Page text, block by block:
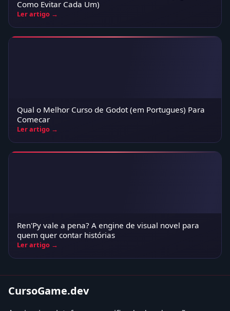
Como Evitar Cada Um)
Ler artigo →
Qual o Melhor Curso de Godot (em Portugues) Para
Comecar
Ler artigo →
Ren'Py vale a pena? A engine de visual novel para
quem quer contar histórias
Ler artigo →
CursoGame.dev